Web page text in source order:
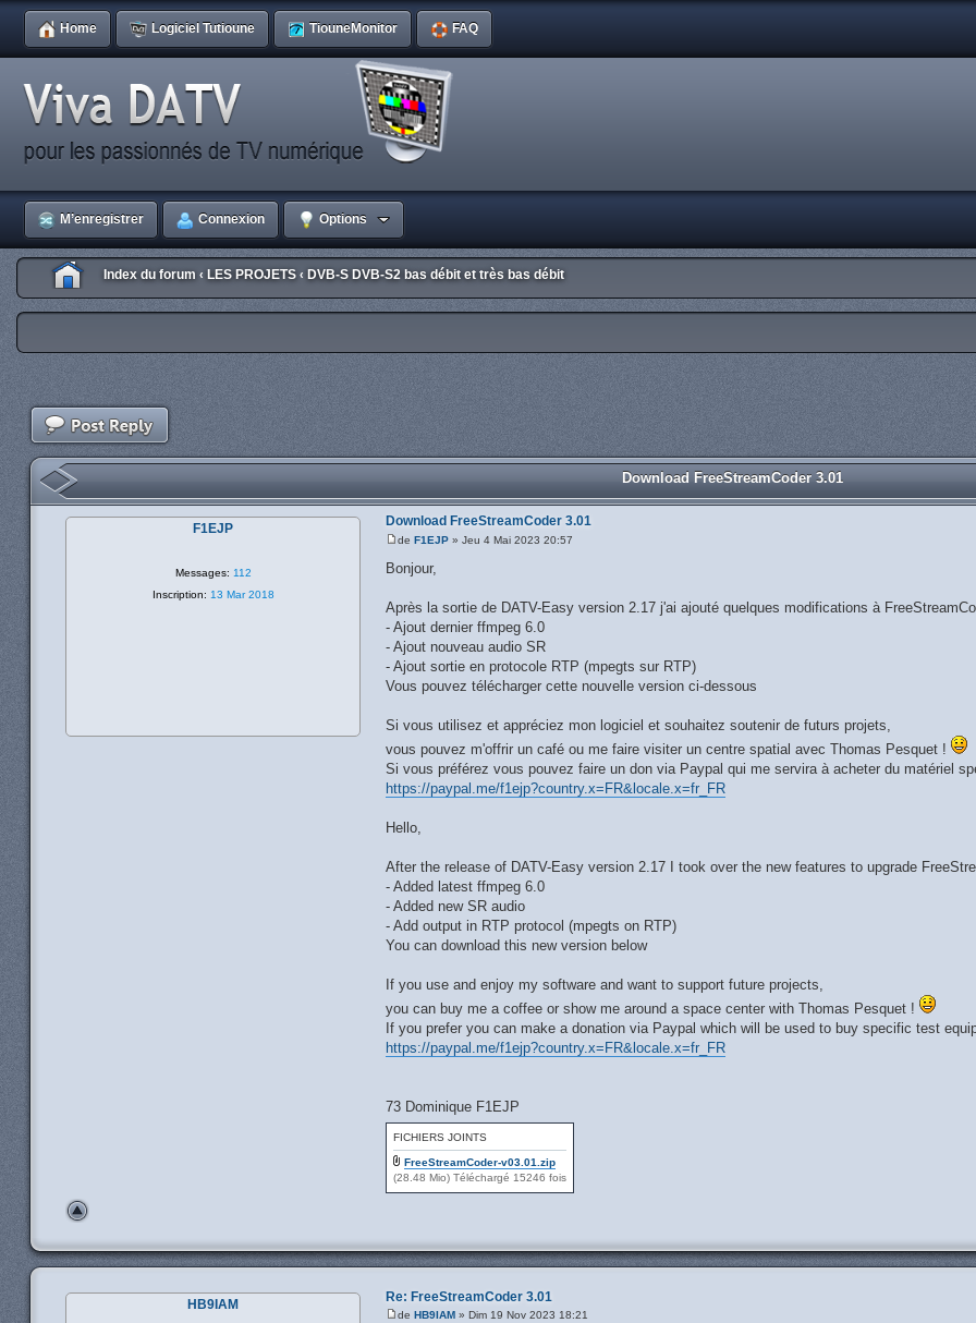
Home Logiciel Tutioune TiouneMonitor FAQ
M’enregistrer Connexion Options
Index du forum ‹ LES PROJETS ‹ DVB-S DVB-S2 bas débit et très bas débit
Download FreeStreamCoder 3.01
Download FreeStreamCoder 3.01
de F1EJP» Jeu 4 Mai 2023 20:57
Bonjour,
Après la sortie de DATV-Easy version 2.17 j'ai ajouté quelques modifications à
- Ajout dernier ffmpeg 6.0
- Ajout nouveau audio SR
- Ajout sortie en protocole RTP (mpegts sur RTP)
Vous pouvez télécharger cette nouvelle version ci-dessous
Si vous utilisez et appréciez mon logiciel et souhaitez soutenir de futurs projets,
vous pouvez m'offrir un café ou me faire visiter un centre spatial avec Thomas Pesquet !
Si vous préférez vous pouvez faire un don via Paypal qui me servira à acheter du matériel
https://paypal.me/f1ejp?country.x=FR&locale.x=fr_FR
Hello,
After the release of DATV-Easy version 2.17 I took over the new features to upgrade
- Added latest ffmpeg 6.0
- Added new SR audio
- Add output in RTP protocol (mpegts on RTP)
You can download this new version below
If you use and enjoy my software and want to support future projects,
you can buy me a coffee or show me around a space center with Thomas Pesquet !
If you prefer you can make a donation via Paypal which will be used to buy specific test
https://paypal.me/f1ejp?country.x=FR&locale.x=fr_FR
73 Dominique F1EJP
FICHIERS JOINTS
FreeStreamCoder-v03.01.zip
(28.48 Mio) Téléchargé 15246 fois
F1EJP
Messages: 112
Inscription: 13 Mar 2018
Re: FreeStreamCoder 3.01
de HB9IAM» Dim 19 Nov 2023 18:21
HB9IAM